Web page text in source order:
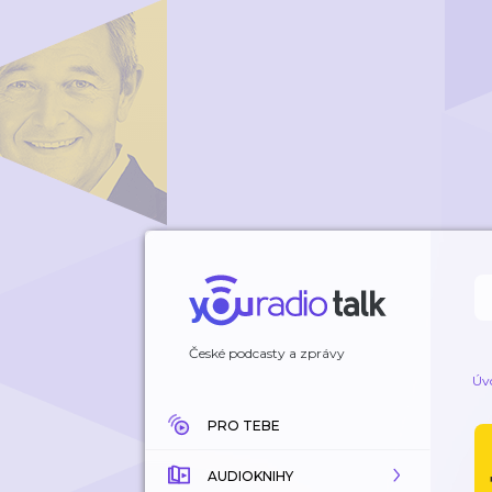
České podcasty a zprávy
PRO TEBE
AUDIOKNIHY